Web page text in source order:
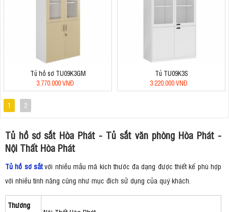
Tủ hồ sơ TU09K3GM
3.770.000 VNĐ
Tủ TU09K3S
3.220.000 VNĐ
1 2
Tủ hồ sơ sắt Hòa Phát - Tủ sắt văn phòng Hòa Phát -
Nội Thất Hòa Phát
Tủ hồ sơ sắtvới nhiều mẫu mã kích thước đa dạng được thiết kế phù hợp
với nhiều tính năng cũng như mục đích sử dụng của quý khách.
Thương